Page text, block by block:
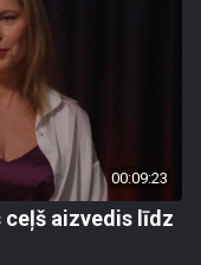
00:09:23
aizvedis līdz